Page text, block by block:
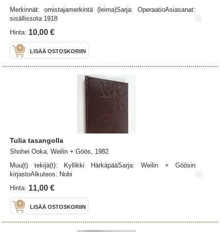
Merkinnät: omistajamerkintä (leima)Sarja: OperaatioAsiasanat:
sisällissota 1918
Hinta: 10,00 €
LISÄÄ OSTOSKORIIN
Tulia tasangolla
Shohei Ooka, Weilin + Göös, 1982
Muu(t) tekijä(t): Kyllikki HärkäpääSarja: Weilin + Göösin
kirjastoAlkuteos: Nobi
Hinta: 11,00 €
LISÄÄ OSTOSKORIIN